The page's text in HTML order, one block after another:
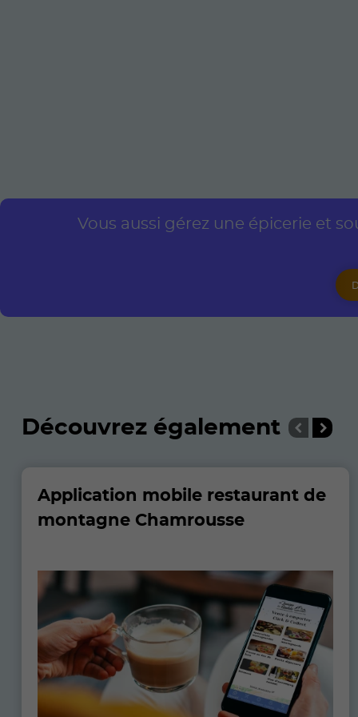
Vous aussi gérez une épicerie et
Découvrez également
Application mobile restaurant de
montagne Chamrousse